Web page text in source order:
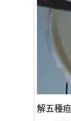
解五種